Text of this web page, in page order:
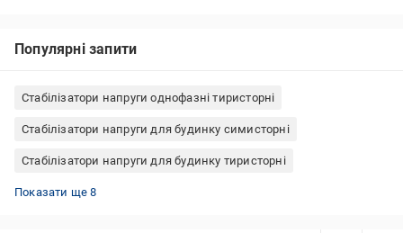
Популярні запити
Стабілізатори напруги однофазні тиристорні
Стабілізатори напруги для будинку симисторні
Стабілізатори напруги для будинку тиристорні
Стабілізатори напруги для будинку 15 кВт
Стабілізатори напруги однофазні навісні
Стабілізатори напруги для будинку однофазні
Стабілізатори напруги для будинку 5 кВт
Стабілізатори напруги для будинку трифазні
Стабілізатори напруги однофазні релейні
Стабілізатори напруги для будинку релейні
Стабілізатори напруги для будинку навісні
Показати ще 8